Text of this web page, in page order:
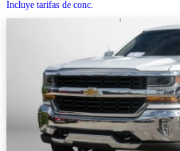
Incluye tarifas de conc.